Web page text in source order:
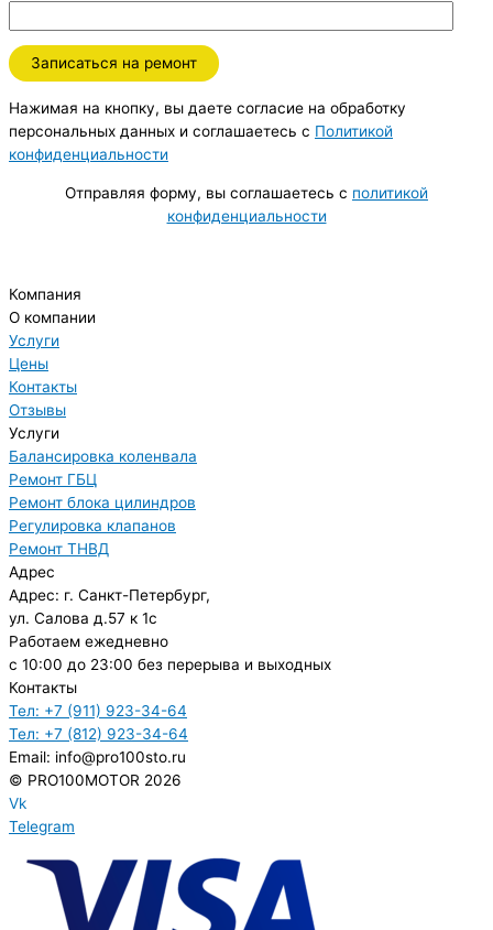
Нажимая на кнопку, вы даете согласие на обработку
персональных данных и соглашаетесь c Политикой
конфиденциальности
Отправляя форму, вы соглашаетесь с политикой
конфиденциальности
Компания
О компании
Услуги
Цены
Контакты
Отзывы
Услуги
Балансировка коленвала
Ремонт ГБЦ
Ремонт блока цилиндров
Регулировка клапанов
Ремонт ТНВД
Адрес
Адрес: г. Санкт-Петербург,
ул. Салова д.57 к 1с
Работаем ежедневно
с 10:00 до 23:00 без перерыва и выходных
Контакты
Тел: +7 (911) 923-34-64
Тел: +7 (812) 923-34-64
Email: info@pro100sto.ru
© PRO100MOTOR 2026
Vk
Telegram